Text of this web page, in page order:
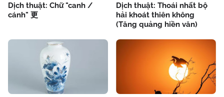
Dịch thuật: Chữ "canh /
cánh" 更
Dịch thuật: Thoái nhất bộ
hải khoát thiên không
(Tăng quảng hiền văn)